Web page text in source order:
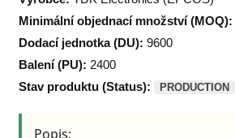
Minimální objednací množství (MOQ):
Dodací jednotka (DU): 9600
Balení (PU): 2400
Stav produktu (Status):
PRODUCTION
Popis: